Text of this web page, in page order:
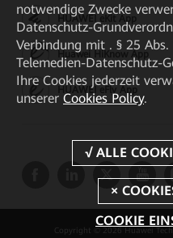
HUAWEI eKit App
Huawei HiKnow App
HUAWEI eFly App
Copyright © 2026 Huawei
notwendige Zwecke
Datenschutz-
Verbindung mit . § 25
Telemedien-Datenschutz-
Ihre Cookies jederzeit
unserer Cookies Policy.
COOKIE